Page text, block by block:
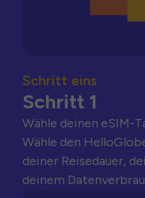
Schritt eins
Schritt 1
Wähle deinen eSIM-
Wähle den
deiner Reisedauer,
deinem